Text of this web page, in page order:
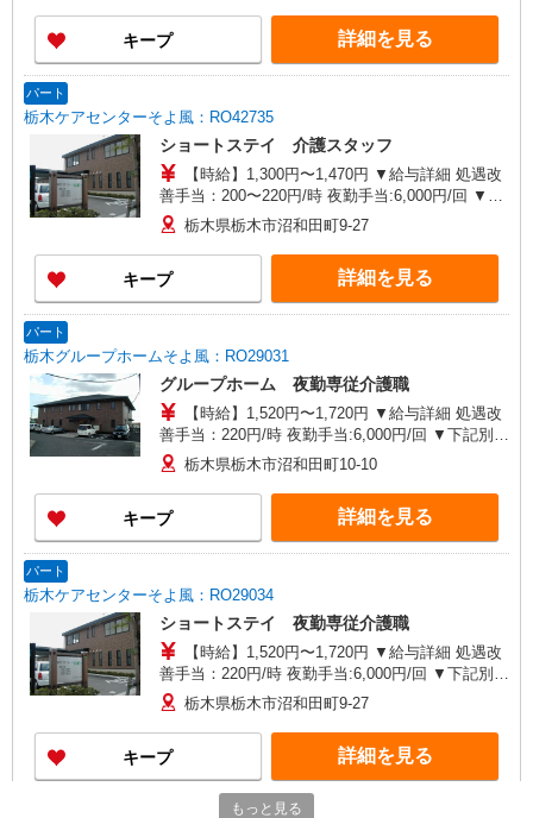
年2回（6月・12月） ※業績による 特別報酬：平
均34.1万円（最高額135万円） ※2025年6月支給実
績 ※処遇改善手当は試用期間中(3ヶ月)は支給なし
キープ 詳細を見る
パート
栃木ケアセンターそよ風：RO42735
ショートステイ 介護スタッフ
【時給】1,300円〜1,470円 ▼給与詳細 処遇改
善手当：200〜220円/時 夜勤手当:6,000円/回 ▼下
記別途支給 通勤手当 年末年始手当：380円/時 寸
志あり：年2回（6月・12月） ※業績による ※処
遇改善手当は試用期間中(3ヶ月)は支給なし
栃木県栃木市沼和田町9-27
キープ 詳細を見る
パート
栃木グループホームそよ風：RO29031
グループホーム 夜勤専従介護職
【時給】1,520円〜1,720円 ▼給与詳細 処遇改
善手当：220円/時 夜勤手当:6,000円/回 ▼下記別途
支給 通勤手当 年末年始手当：380円/時 寸志あ
り：年2回（6月・12月） ※業績による ※処遇改
善手当は試用期間中(3ヶ月)は支給なし
栃木県栃木市沼和田町10-10
キープ 詳細を見る
パート
栃木ケアセンターそよ風：RO29034
ショートステイ 夜勤専従介護職
【時給】1,520円〜1,720円 ▼給与詳細 処遇改
善手当：220円/時 夜勤手当:6,000円/回 ▼下記別途
支給 通勤手当 年末年始手当：380円/時 寸志あ
り：年2回（6月・12月） ※業績による ※処遇改
善手当は試用期間中(3ヶ月)は支給なし
栃木県栃木市沼和田町9-27
キープ 詳細を見る
もっと見る